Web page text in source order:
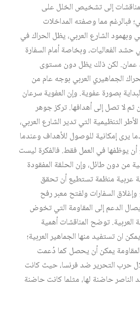
إلى تشخيص الخلل على
فبالرغم مما وصفته المداخلات
وبهمود الشارع العربي، يظل الحراك في
حشد الفعاليات، وبخاصة أمام السفارة
عمان. لكن ذلك يظل دون مستوى
الجماهيري العربي بوجه عام من
بصورة عفوية. وإن العفوية سرعان
ثم لا تصل إلى أهدافها. تركز جوهر
التنظيمية التي تدير الشارع العربي،
يرى إمكانية للوصول للأهداف وعندما
يوظفها في العمل فقط. فالفكرة ليست
من دون طائل، وإن الحلقة المفقودة
عربية منظمة تستطيع أن تحقق
السفارات ولفتح معبر رفح
الدعم إلى المقاومة التي تخوض
العربية. توضح المناقشات أهمية
ان تستفيد منها الجماهير العربية؛
يمكن أن يحصل كما دُعمت
حرب التحرير ضد فرنسا، حيث كانت
حاضنة لها، مثلما كانت حاضنة